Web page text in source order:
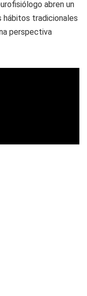
abren un
tradicionales
perspectiva